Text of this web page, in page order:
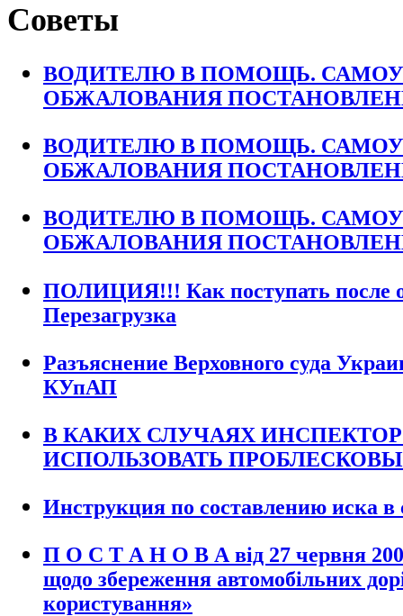
Советы
ВОДИТЕЛЮ В ПОМОЩЬ.
ОБЖАЛОВАНИЯ
ВОДИТЕЛЮ В ПОМОЩЬ.
ОБЖАЛОВАНИЯ
ВОДИТЕЛЮ В ПОМОЩЬ.
ОБЖАЛОВАНИЯ
ПОЛИЦИЯ!!! Как поступать после
Перезагрузка
Разъяснение Верховного суда
КУпАП
В КАКИХ СЛУЧАЯХ
ИСПОЛЬЗОВАТЬ
Инструкция по составлению иска в
П О С Т А Н О В А від 27 червня
щодо збереження автомобільних
користування»